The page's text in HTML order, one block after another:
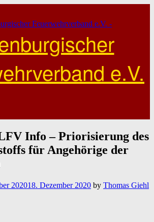
e.V.
Info – Priorisierung des
für Angehörige der
202018. Dezember 2020 by Thomas Giehl